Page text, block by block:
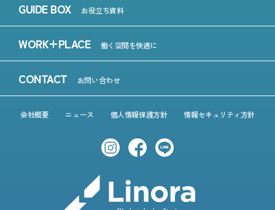
GUIDE BOX お役立ち資料
WORK+PLACE 働く空間を快適に
CONTACT お問い合わせ
会社概要 ニュース 個人情報保護方針 情報セキュリティ方針